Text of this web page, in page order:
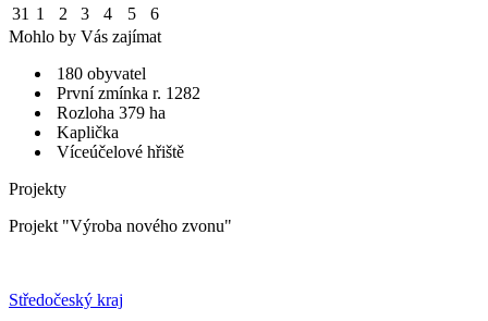
31 1 2 3 4 5
6
Mohlo by Vás zajímat
180 obyvatel
První zmínka r. 1282
Rozloha 379 ha
Kaplička
Víceúčelové hřiště
Projekty
Projekt "Výroba nového zvonu"
Středočeský kraj